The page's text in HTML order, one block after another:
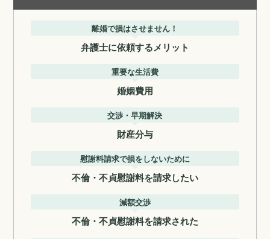
離婚で損はさせません！
弁護士に依頼するメリット
重要な生活費
婚姻費用
交渉・早期解決
財産分与
慰謝料請求で損をしないために
不倫・不貞慰謝料を請求したい
減額交渉
不倫・不貞慰謝料を請求された